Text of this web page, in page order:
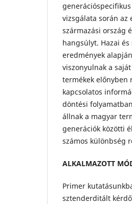
vizsgálata során az
származási ország
hangsúlyt. Hazai
eredmények
viszonyulnak a
termékek előnyben
kapcsolatos
döntési
állnak a magyar
generációk közötti
számos különbség
ALKALMAZOTT
Primer
sztenderditált